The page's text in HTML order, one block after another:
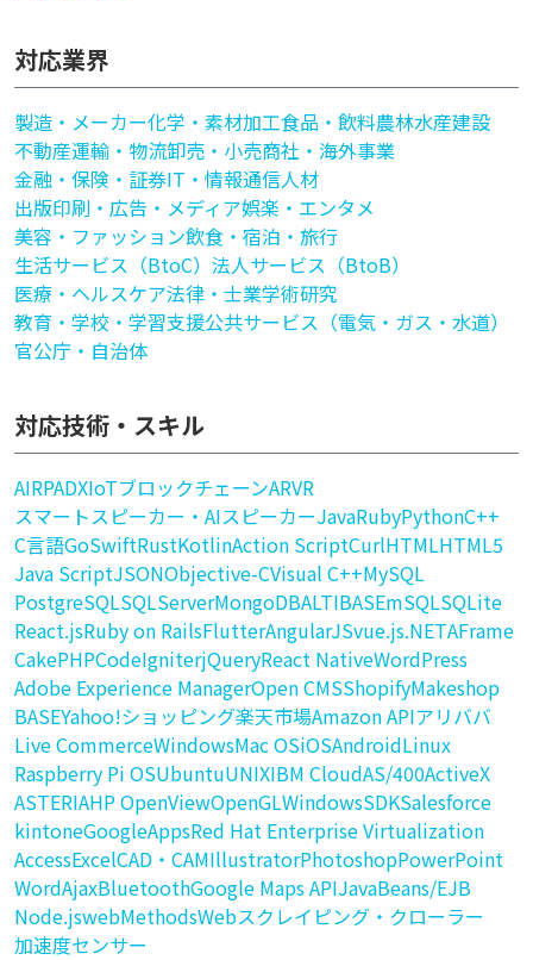
対応業界
製造・メーカー化学・素材加工食品・飲料農林水産建設
不動産運輸・物流卸売・小売商社・海外事業
金融・保険・証券IT・情報通信人材
出版印刷・広告・メディア娯楽・エンタメ
美容・ファッション飲食・宿泊・旅行
生活サービス（BtoC） 法人サービス（BtoB）
医療・ヘルスケア法律・士業学術研究
教育・学校・学習支援公共サービス（電気・ガス・水道）
官公庁・自治体
対応技術・スキル
AIRPADXIoTブロックチェーンARVR
スマートスピーカー・AIスピーカーJavaRubyPythonC++
C言語GoSwiftRustKotlinAction ScriptCurlHTMLHTML5
Java ScriptJSONObjective-CVisual C++MySQL
PostgreSQLSQLServerMongoDBALTIBASEmSQLSQLite
React.jsRuby on RailsFlutterAngularJSvue.js.NETAFrame
CakePHPCodeIgniterjQueryReact NativeWordPress
Adobe Experience ManagerOpen CMSShopifyMakeshop
BASEYahoo!ショッピング楽天市場Amazon APIアリババ
Live CommerceWindowsMac OSiOSAndroidLinux
Raspberry Pi OSUbuntuUNIXIBM CloudAS/400ActiveX
ASTERIAHP OpenViewOpenGLWindowsSDKSalesforce
kintoneGoogleAppsRed Hat Enterprise Virtualization
AccessExcelCAD・CAMIllustratorPhotoshopPowerPoint
WordAjaxBluetoothGoogle Maps APIJavaBeans/EJB
Node.jswebMethodsWebスクレイピング・クローラー
加速度センサー